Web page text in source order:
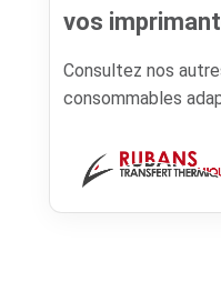
vos
Consultez nos
consommables